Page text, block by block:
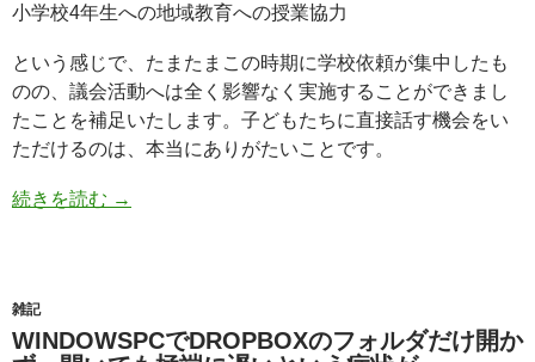
小学校4年生への地域教育への授業協力
という感じで、たまたまこの時期に学校依頼が集中したも
のの、議会活動へは全く影響なく実施することができまし
たことを補足いたします。子どもたちに直接話す機会をい
ただけるのは、本当にありがたいことです。
続きを読む →
雑記
WINDOWSPCでDROPBOXのフォルダだけ開か